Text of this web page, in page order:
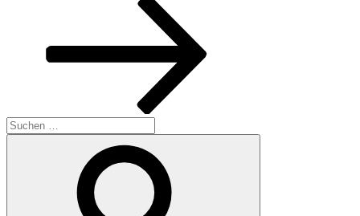
Suchen
nach: